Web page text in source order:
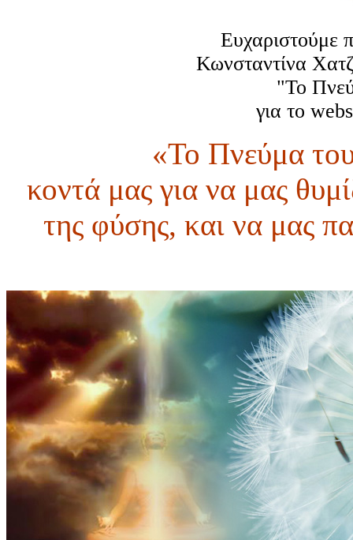
Ευχαριστούμε
Κωνσταντίνα
"Το
για το
«Το Πνεύμα
κοντά μας για να μας
της φύσης, και να μας